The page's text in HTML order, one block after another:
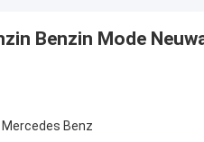
Benzin Mode
Mercedes Benz